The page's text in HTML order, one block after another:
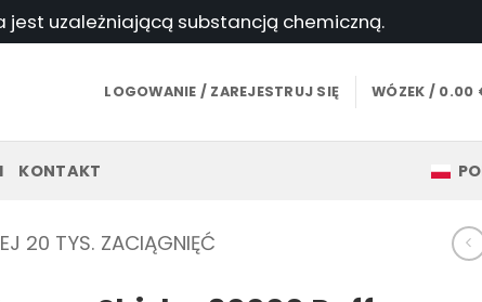
jest uzależniającą substancją chemiczną.
LOGOWANIE / ZAREJESTRUJ SIĘ WÓZEK / 0.00
KONTAKT
20 TYS. ZACIĄGNIĘĆ